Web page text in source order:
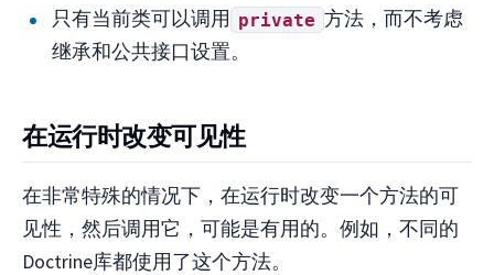
只有当前类可以调用 private 方法，而不考虑
继承和公共接口设置。
在运行时改变可见性
在非常特殊的情况下，在运行时改变一个方法的可
见性，然后调用它，可能是有用的。例如，不同的
Doctrine库都使用了这个方法。